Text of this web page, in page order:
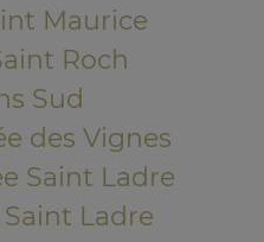
Maurice
Roch
Sud
des Vignes
Saint Ladre
Ladre